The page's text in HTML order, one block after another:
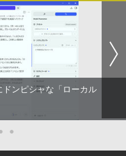
インチ 144Hz FHD pcモニ
ーレス FullHD ブルーライ
グレア ディスプレイ HDMI
ター Adaptive-Sync ブラ
MJM24IC01 MJM24IC02-
ン
11699円！8/11 1:59迄】モ
ー 15.6インチ ポータブルモ
増刊】【雑誌】
REDMI Buds 8 Lite ワイヤ
5.4 ノイズキャンセ
時間再生
ドンピシャな「ローカル
●